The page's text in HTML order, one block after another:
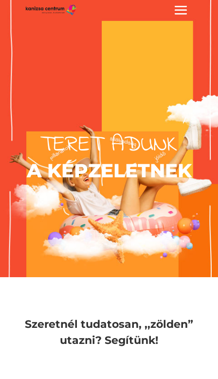
TERET ADUNK
A KÉPZELETNEK
Szeretnél tudatosan, ,,zölden”
utazni? Segítünk!